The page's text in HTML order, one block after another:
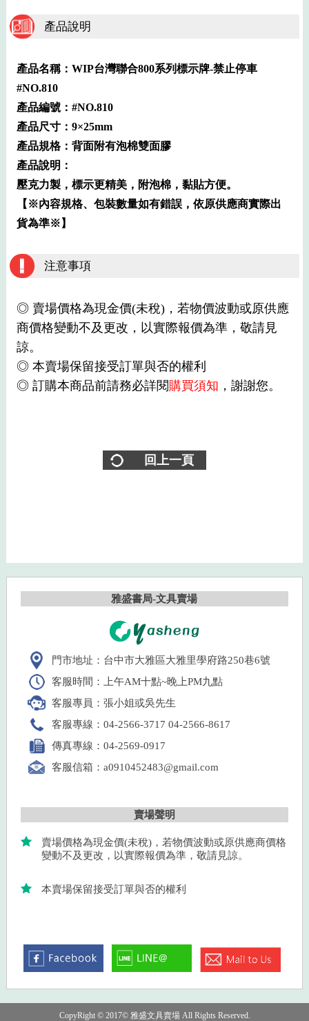
產品說明
產品名稱：WIP台灣聯合800系列標示牌-禁止停車
#NO.810
產品編號：#NO.810
產品尺寸：9×25mm
產品規格：背面附有泡棉雙面膠
產品說明：
壓克力製，標示更精美，附泡棉，黏貼方便。
【※內容規格、包裝數量如有錯誤，依原供應商實際出
貨為準※】
注意事項
◎ 賣場價格為現金價(未稅)，若物價波動或原供應
商價格變動不及更改，以實際報價為準，敬請見
諒。
◎ 本賣場保留接受訂單與否的權利
◎ 訂購本商品前請務必詳閱購買須知 ，謝謝您。
回上一頁
雅盛書局-文具賣場
門市地址：台中市大雅區大雅里學府路250巷6號
客服時間：上午AM十點~晚上PM九點
客服專員：張小姐或吳先生
客服專線：04-2566-3717 04-2566-8617
傳真專線：04-2569-0917
客服信箱：a0910452483@gmail.com
賣場聲明
賣場價格為現金價(未稅)，若物價波動或原供應商價格
變動不及更改，以實際報價為準，敬請見諒。
本賣場保留接受訂單與否的權利
CopyRight © 2017© 雅盛文具賣場 All Rights Reserved.